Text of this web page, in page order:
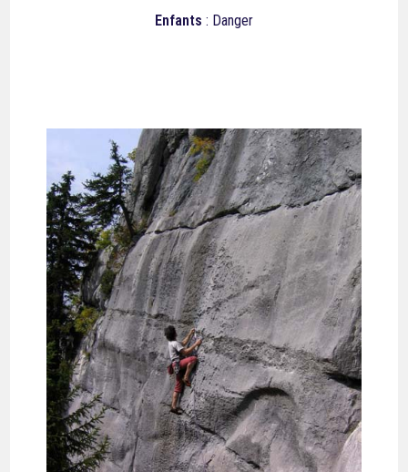
Enfants : Danger